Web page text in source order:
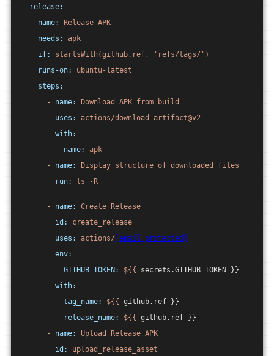
release:
name:
Release APK
needs:
apk
if:
startsWith(github.ref, 'refs/tags/' )
runs-on:
ubuntu-latest
steps:
-
name: Download APK from
build
uses:
actions/download-artifact@v2
with:
name:
apk
-
name: Display structure of downloaded
files
run:
ls -R
- name: Create
Release
id:
create_release
uses:
actions/ [email protected]
env:
GITHUB_TOKEN:
${{
secrets.GITHUB_TOKEN }}
with:
tag_name:
${{
github.ref }}
release_name:
${{
github.ref }}
-
name: Upload Release APK
id:
upload_release_asset